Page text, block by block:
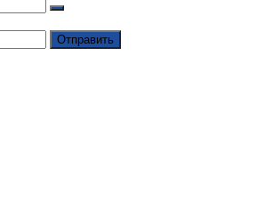
Отправить